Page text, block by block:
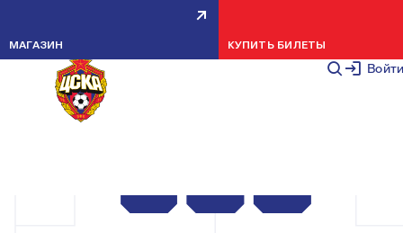
Войти
МАГАЗИН КУПИТЬ БИЛЕТЫ